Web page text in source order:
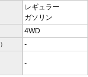
レギュラー
ガソリン
4WD
-
-